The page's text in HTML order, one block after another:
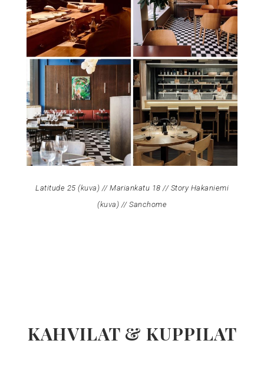
Latitude 25 (kuva ) // Mariankatu 18 // Story Hakaniemi
(kuva ) // Sanchome
KAHVILAT & KUPPILAT